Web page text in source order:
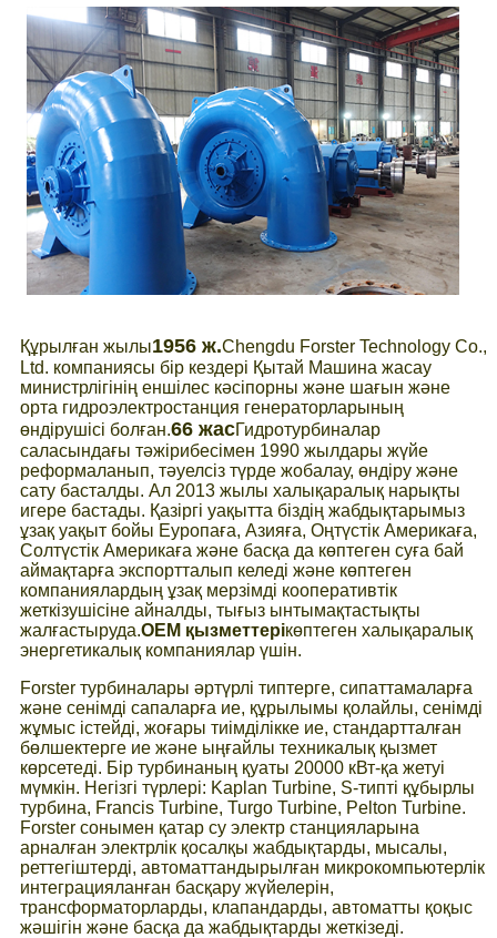
Құрылған жылы1956 ж.Chengdu Forster Technology Co.,
Ltd. компаниясы бір кездері Қытай Машина жасау
министрлігінің еншілес кәсіпорны және шағын және
орта гидроэлектростанция генераторларының
өндірушісі болған.66 жасГидротурбиналар
саласындағы тәжірибесімен 1990 жылдары жүйе
реформаланып, тәуелсіз түрде жобалау, өндіру және
сату басталды. Ал 2013 жылы халықаралық нарықты
игере бастады. Қазіргі уақытта біздің жабдықтарымыз
ұзақ уақыт бойы Еуропаға, Азияға, Оңтүстік Америкаға,
Солтүстік Америкаға және басқа да көптеген суға бай
аймақтарға экспортталып келеді және көптеген
компаниялардың ұзақ мерзімді кооперативтік
жеткізушісіне айналды, тығыз ынтымақтастықты
жалғастыруда.OEM қызметтерікөптеген халықаралық
энергетикалық компаниялар үшін.
Forster турбиналары әртүрлі типтерге, сипаттамаларға
және сенімді сапаларға ие, құрылымы қолайлы, сенімді
жұмыс істейді, жоғары тиімділікке ие, стандартталған
бөлшектерге ие және ыңғайлы техникалық қызмет
көрсетеді. Бір турбинаның қуаты 20000 кВт-қа жетуі
мүмкін. Негізгі түрлері: Kaplan Turbine, S-типті құбырлы
турбина, Francis Turbine, Turgo Turbine, Pelton Turbine.
Forster сонымен қатар су электр станцияларына
арналған электрлік қосалқы жабдықтарды, мысалы,
реттегіштерді, автоматтандырылған микрокомпьютерлік
интеграцияланған басқару жүйелерін,
трансформаторларды, клапандарды, автоматты қоқыс
жәшігін және басқа да жабдықтарды жеткізеді.